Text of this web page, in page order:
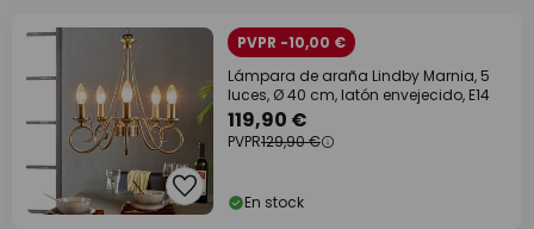
PVPR -10,00 €
Lámpara de araña Lindby Marnia, 5
luces, Ø 40 cm, latón envejecido, E14
119,90 €
PVPR129,90 €
En stock